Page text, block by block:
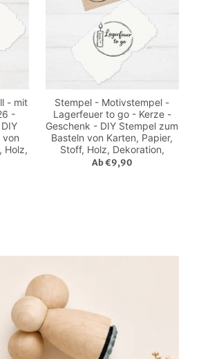
- mit
-
von
Holz,
Stempel - Motivstempel -
Lagerfeuer to go - Kerze -
Geschenk - DIY Stempel zum
Basteln von Karten, Papier,
Stoff, Holz, Dekoration,
Ab €9,90